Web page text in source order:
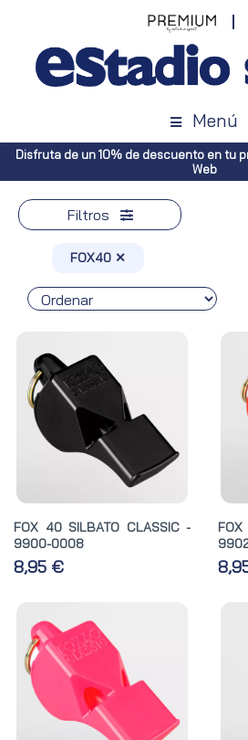
Menú
descuento en tu primera compra en
Filtros
FOX40 ✕
FOX 40 SILBATO CLASSIC -
9900-0008
8,95 €